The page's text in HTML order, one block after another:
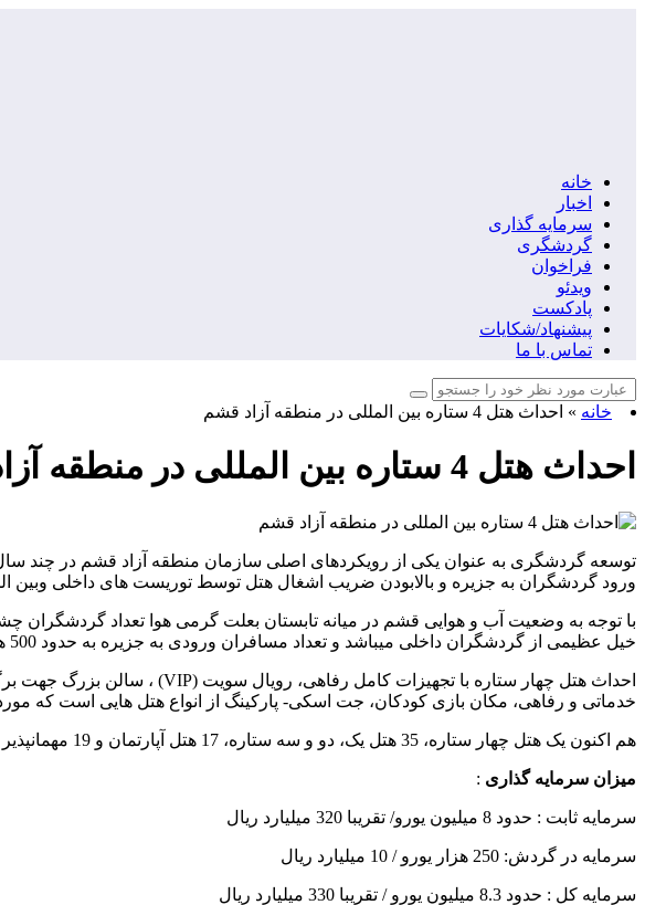
خانه
اخبار
سرمایه گذاری
گردشگری
فراخوان
ویدئو
پادکست
پیشنهاد/شکایات
تماس با ما
خانه » احداث هتل 4 ستاره بین المللی در منطقه آزاد قشم
احداث هتل 4 ستاره بین المللی در منطقه آزاد قشم
توسعه گردشگری به عنوان یکی از رویکردهای اصلی سازمان منطقه آزاد قشم در چند سال
ورود گردشگران به جزیره و بالابودن ضریب اشغال هتل توسط توریست های داخلى وبین
با توجه به وضعیت آب و هوایی قشم در میانه تابستان بعلت گرمی هوا تعداد
خیل عظیمی از گردشگران داخلی میباشد و تعداد مسافران ورودی به جزیره به حدود 500 هزار نفر در روز میرسد که کمبود هتل های چهار و پنج ستاره بسیار محسوس میباشد.
احداث هتل چهار ستاره با تجهیزات کامل رفاهی، رویال سویت ((VIP ، سالن بزرگ جهت
خدماتی و رفاهی، مکان بازی کودکان، جت اسکی- پارکینگ از انواع هتل هایی است که
هم اکنون یک هتل چهار ستاره، 35 هتل یک، دو و سه ستاره، 17 هتل آپارتمان و 19 مهمانپذیر با بیش از 6500 تخت در قشم فعالیت می کنند.
میزان سرمایه گذاری :
سرمایه ثابت : حدود 8 میلیون یورو/ تقریبا 320 میلیارد ریال
سرمایه در گردش: 250 هزار یورو / 10 میلیارد ریال
سرمایه کل : حدود 8.3 میلیون یورو / تقریبا 330 میلیارد ریال